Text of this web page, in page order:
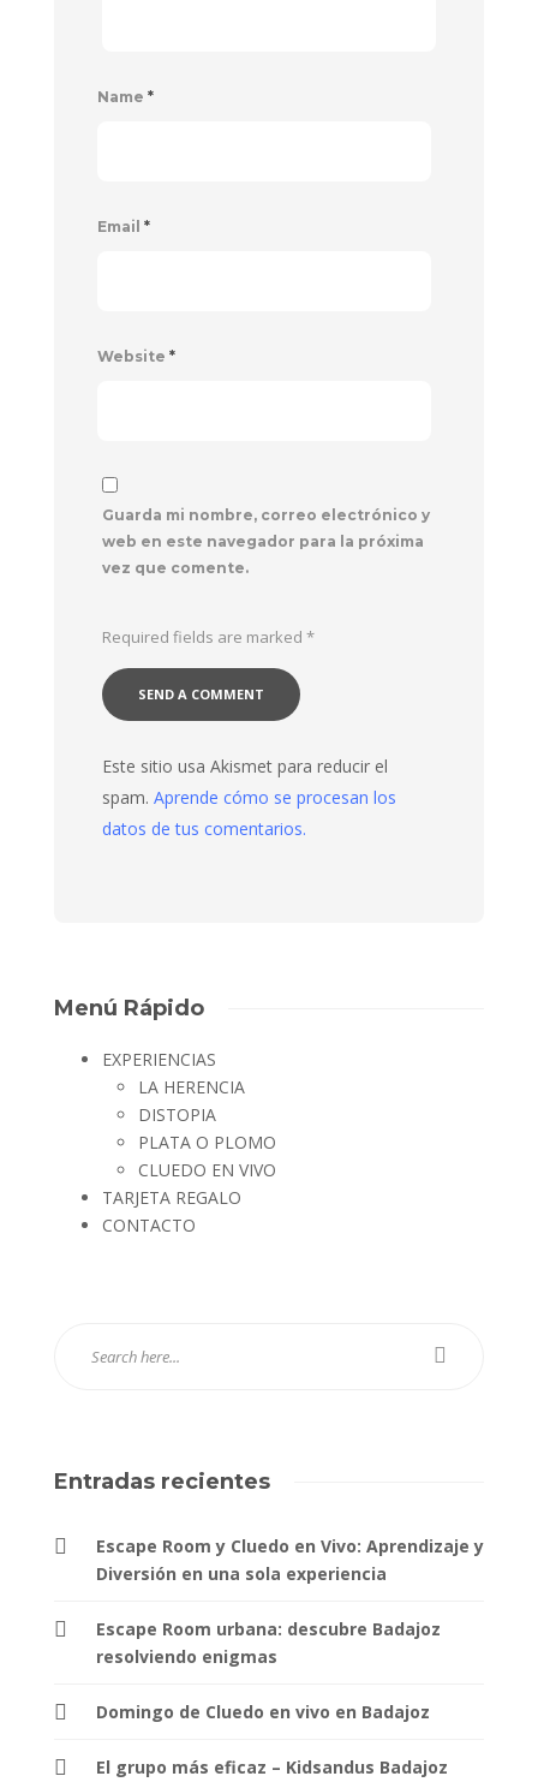
Name *
Email *
Website *
Guarda mi nombre, correo electrónico y
web en este navegador para la próxima
vez que comente.
Required fields are marked *
Este sitio usa Akismet para reducir el
spam. Aprende cómo se procesan los
datos de tus comentarios.
Menú Rápido
EXPERIENCIAS
LA HERENCIA
DISTOPIA
PLATA O PLOMO
CLUEDO EN VIVO
TARJETA REGALO
CONTACTO
Entradas recientes
Escape Room y Cluedo en Vivo: Aprendizaje y
Diversión en una sola experiencia
Escape Room urbana: descubre Badajoz
resolviendo enigmas
Domingo de Cluedo en vivo en Badajoz
El grupo más eficaz – Kidsandus Badajoz